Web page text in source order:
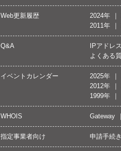
Web更新履歴 2024年
2011年
Q&A IPアドレス
よくある
イベントカレンダー 2025年
2012年
1999年
WHOIS Gateway
指定事業者向け 申請手続き